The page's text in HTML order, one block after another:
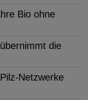
Bio ohne
die
Netzwerke